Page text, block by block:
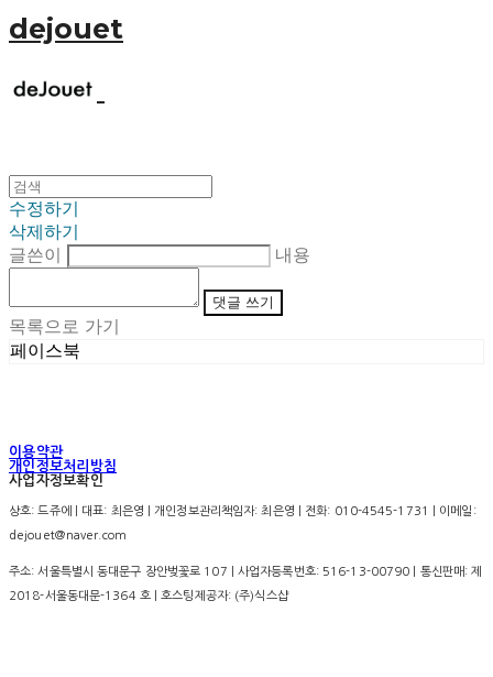
dejouet
수정하기
삭제하기
글쓴이
내용
댓글 쓰기
목록으로 가기
페이스북
이용약관
개인정보처리방침
사업자정보확인
상호: 드쥬에 | 대표: 최은영 | 개인정보관리책임자: 최은영 | 전화: 010-4545-1731 | 이메일:
dejouet@naver.com
주소: 서울특별시 동대문구 장안벚꽃로 107 | 사업자등록번호: 516-13-00790 | 통신판매:제
2018-서울동대문-1364 호| 호스팅제공자: (주)식스샵